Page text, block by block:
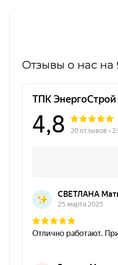
Отзывы о нас на